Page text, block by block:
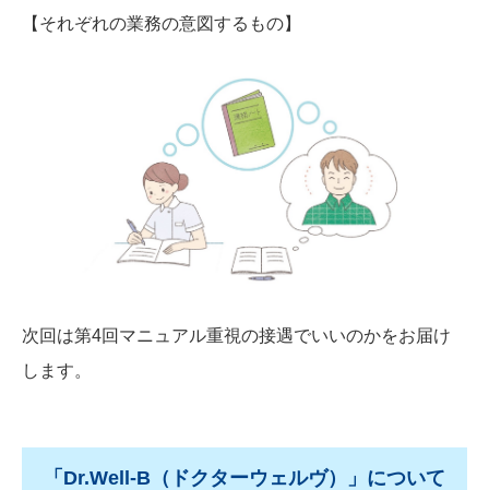
【それぞれの業務の意図するもの】
次回は第4回マニュアル重視の接遇でいいのかをお届け
します。
「Dr.Well-B（ドクターウェルヴ）」について